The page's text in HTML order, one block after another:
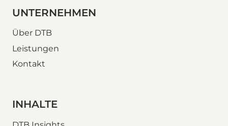
UNTERNEHMEN
Über DTB
Leistungen
Kontakt
INHALTE